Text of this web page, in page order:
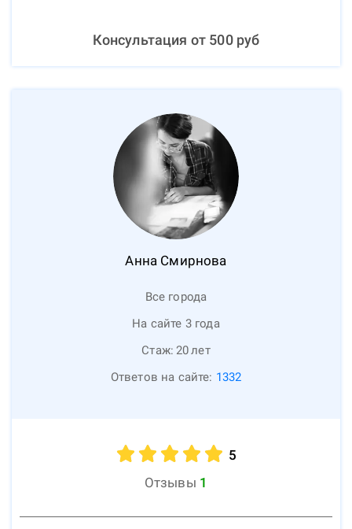
Консультация от 500руб
Анна Смирнова
Все города
На сайте 3 года
Стаж: 20лет
Ответов на сайте: 1332
5
Отзывы 1